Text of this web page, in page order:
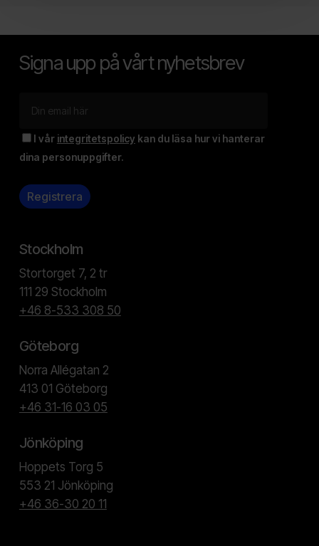
Signa upp på vårt nyhetsbrev
I vår integritetspolicy kan du läsa hur vi hanterar
dina personuppgifter.
Stockholm
Stortorget 7, 2 tr
111 29 Stockholm
+46 8-533 308 50
Göteborg
Norra Allégatan 2
413 01 Göteborg
+46 31-16 03 05
Jönköping
Hoppets Torg 5
553 21 Jönköping
+46 36-30 20 11